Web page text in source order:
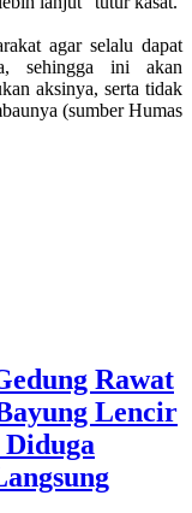
agar selalu dapat
sehingga ini akan
aksinya, serta tidak
(sumber Humas
Rawat
Lencir